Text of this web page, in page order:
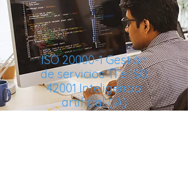
ISO 20000-1 Gestión
de servicios TI e ISO
42001 Inteligencia
artificial (IA)